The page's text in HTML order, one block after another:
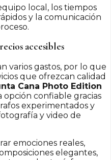
local, los tiempos
y la comunicación
accesibles
varios gastos, por lo que
que ofrezcan calidad
Cana Photo Edition
opción confiable gracias
experimentados y
y video de
emociones reales,
elegantes,